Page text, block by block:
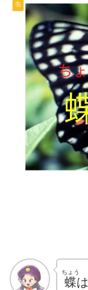
虫
蝶
ちょう
は